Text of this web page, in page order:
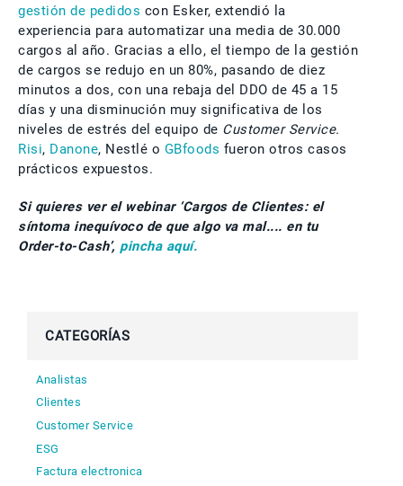
gestión de pedidos con Esker, extendió la
experiencia para automatizar una media de 30.000
cargos al año. Gracias a ello, el tiempo de la gestión
de cargos se redujo en un 80%, pasando de diez
minutos a dos, con una rebaja del DDO de 45 a 15
días y una disminución muy significativa de los
niveles de estrés del equipo de Customer Service.
Risi, Danone, Nestlé o GBfoods fueron otros casos
prácticos expuestos.
Si quieres ver el webinar ‘Cargos de Clientes: el
síntoma inequívoco de que algo va mal.... en tu
Order-to-Cash’, pincha aquí.
CATEGORÍAS
Analistas
Clientes
Customer Service
ESG
Factura electronica